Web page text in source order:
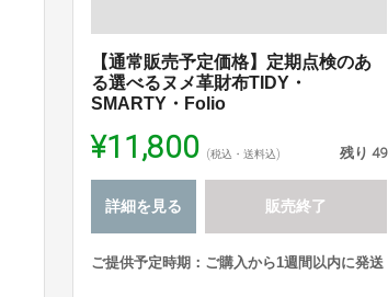
【通常販売予定価格】定期点検のあ
る選べるヌメ革財布TIDY・
SMARTY・Folio
¥11,800 (税込・送料込) 残り 49
詳細を見る 販売終了
ご提供予定時期：ご購入から1週間以内に発送